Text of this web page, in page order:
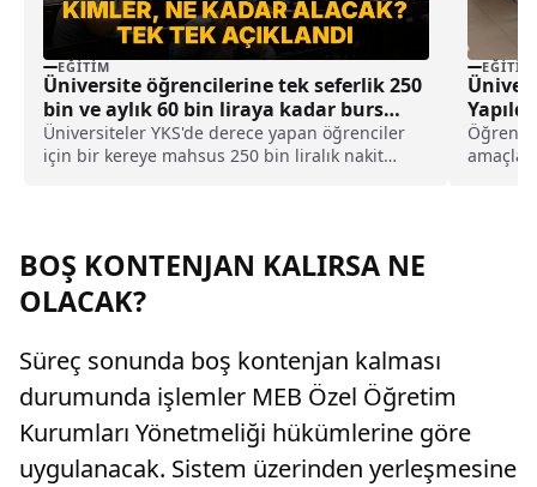
EĞITIM
Üniversite öğrencilerine tek seferlik 250
bin ve aylık 60 bin liraya kadar burs
desteği
Üniversiteler YKS'de derece yapan öğrenciler
için bir kereye mahsus 250 bin liralık nakit
EĞITIM
Yapıldı
BOŞ KONTENJAN KALIRSA NE
OLACAK?
Süreç sonunda boş kontenjan kalması
durumunda işlemler MEB Özel Öğretim
Kurumları Yönetmeliği hükümlerine göre
uygulanacak. Sistem üzerinden yerleşmesine